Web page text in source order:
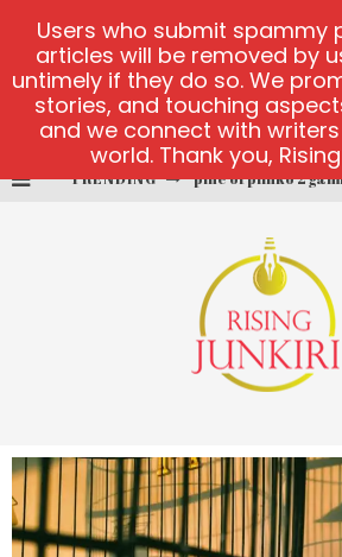
TRENDING
cctv game
play at Millionaire
platforma 1bet4win
Users who submit spammy
articles will be removed by
untimely if they do so. We
stories, and touching
and we connect with
world. Thank you,